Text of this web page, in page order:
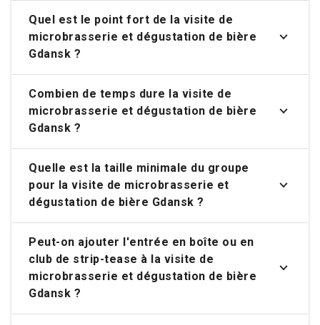
Quel est le point fort de la visite de
microbrasserie et dégustation de bière
Gdansk ?
Combien de temps dure la visite de
microbrasserie et dégustation de bière
Gdansk ?
Quelle est la taille minimale du groupe
pour la visite de microbrasserie et
dégustation de bière Gdansk ?
Peut-on ajouter l'entrée en boîte ou en
club de strip-tease à la visite de
microbrasserie et dégustation de bière
Gdansk ?